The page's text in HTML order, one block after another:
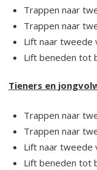
Trappen naar
Trappen naar
Lift naar tweede
Lift beneden tot
Tieners en
Trappen naar
Trappen naar
Lift naar tweede
Lift beneden tot